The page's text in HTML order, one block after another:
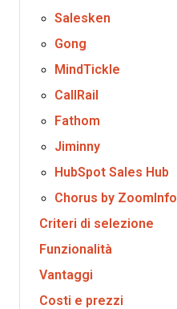
Salesken
Gong
MindTickle
CallRail
Fathom
Jiminny
HubSpot Sales Hub
Chorus by ZoomInfo
Criteri di selezione
Funzionalità
Vantaggi
Costi e prezzi